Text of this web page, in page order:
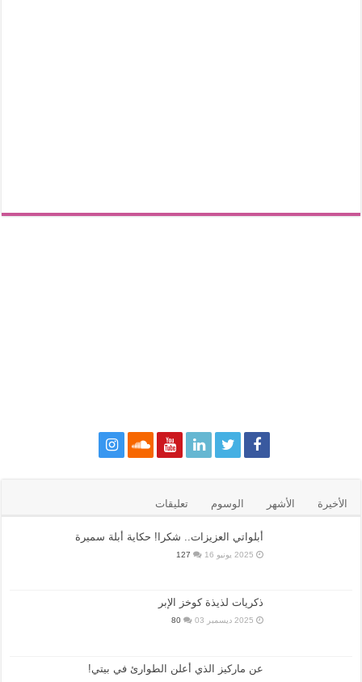
الأخيرة الأشهر الوسوم تعليقات
أبلواتي العزيزات.. شكرا! حكاية أبلة سميرة
2025 يونيو 16 127
ذكريات لذيذة كوخز الإبر
2025 ديسمبر 03 80
عن ماركيز الذي أعلن الطوارئ في بيتي!